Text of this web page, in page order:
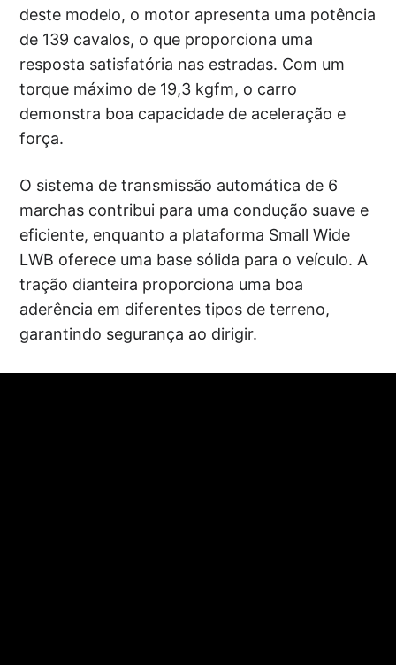
deste modelo, o motor apresenta uma potência
de 139 cavalos, o que proporciona uma
resposta satisfatória nas estradas. Com um
torque máximo de 19,3 kgfm, o carro
demonstra boa capacidade de aceleração e
força.
O sistema de transmissão automática de 6
marchas contribui para uma condução suave e
eficiente, enquanto a plataforma Small Wide
LWB oferece uma base sólida para o veículo. A
tração dianteira proporciona uma boa
aderência em diferentes tipos de terreno,
garantindo segurança ao dirigir.